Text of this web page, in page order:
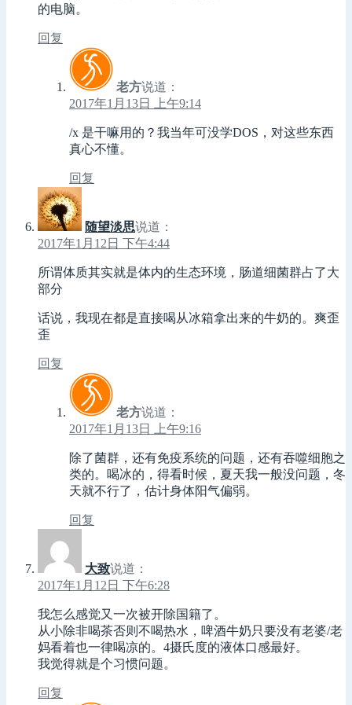
的电脑。
回复
老方说道：
2017年1月13日 上午9:14
/x 是干嘛用的？我当年可没学DOS，对这些东西
真心不懂。
回复
随望淡思说道：
2017年1月12日 下午4:44
所谓体质其实就是体内的生态环境，肠道细菌群占了大
部分
话说，我现在都是直接喝从冰箱拿出来的牛奶的。爽歪
歪
回复
老方说道：
2017年1月13日 上午9:16
除了菌群，还有免疫系统的问题，还有吞噬细胞之
类的。喝冰的，得看时候，夏天我一般没问题，冬
天就不行了，估计身体阳气偏弱。
回复
大致说道：
2017年1月12日 下午6:28
我怎么感觉又一次被开除国籍了。
从小除非喝茶否则不喝热水，啤酒牛奶只要没有老婆/老
妈看着也一律喝凉的。4摄氏度的液体口感最好。
我觉得就是个习惯问题。
回复